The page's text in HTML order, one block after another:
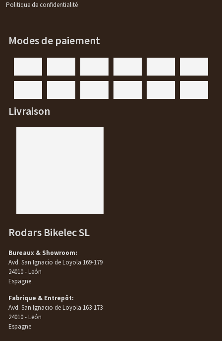
Politique de confidentialité
Modes de paiement
Livraison
Rodars Bikelec SL
Bureaux & Showroom:
Avd. San Ignacio de Loyola 169-179
24010 - León
Espagne
Fabrique & Entrepôt:
Avd. San Ignacio de Loyola 163-173
24010 - León
Espagne